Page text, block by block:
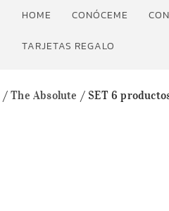
HOME CONÓCEME
TARJETAS REGALO
/The Absolute / SET 6